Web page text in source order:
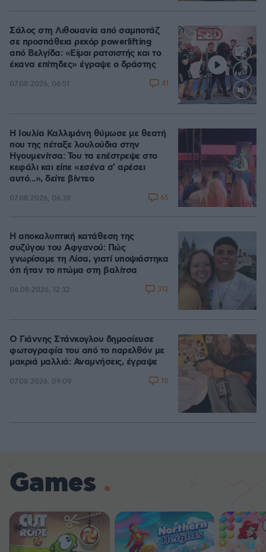
Loaded
Σάλος στη Λιθουανία από σαμποτάζ
σε προσπάθεια ρεκόρ powerlifting
από Βελγίδα: «Είμαι ρατσιστής και το
έκανα επίτηδες» έγραψε ο δράστης
07.08.2026, 06:51 41
Η Ιουλία Καλλιμάνη θύμωσε με θεατή
που της πέταξε λουλούδια στην
Ηγουμενίτσα: Του τα επέστρεψε στο
κεφάλι και είπε «εσένα σ' αρέσει
αυτό...», δείτε βίντεο
07.08.2026, 06:39 65
Η αποκαλυπτική κατάθεση της
συζύγου του Αφγανού: Πώς
γνωρίσαμε τη Λίσα, γιατί υποψιάστηκα
ότι ήταν το πτώμα στη βαλίτσα
06.08.2026, 12:32 312
Ο Γιάννης Στάνκογλου δημοσίευσε
φωτογραφία του από το παρελθόν με
μακριά μαλλιά: Αναμνήσεις, έγραψε
07.08.2026, 09:09 10
Games